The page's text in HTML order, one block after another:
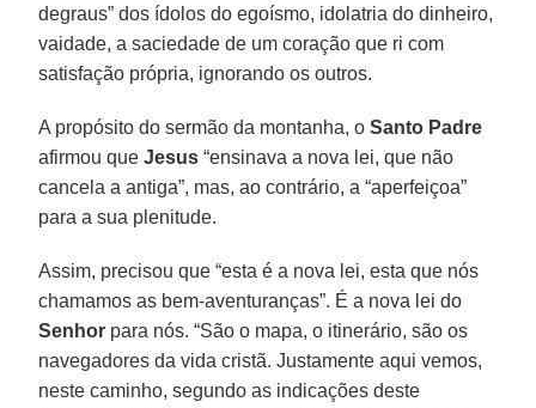
degraus” dos ídolos do egoísmo, idolatria do dinheiro,
vaidade, a saciedade de um coração que ri com
satisfação própria, ignorando os outros.
A propósito do sermão da montanha, oSanto Padre
afirmou queJesus “ensinava a nova lei, que não
cancela a antiga”, mas, ao contrário, a “aperfeiçoa”
para a sua plenitude.
Assim, precisou que “esta é a nova lei, esta que nós
chamamos as bem-aventuranças”. É a nova lei do
Senhor para nós. “São o mapa, o itinerário, são os
navegadores da vida cristã. Justamente aqui vemos,
neste caminho, segundo as indicações deste